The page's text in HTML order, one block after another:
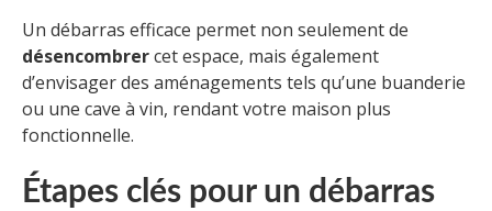
Un débarras efficace permet non seulement de
désencombrercet espace, mais également
d’envisager des aménagements tels qu’une buanderie
ou une cave à vin, rendant votre maison plus
fonctionnelle.
Étapes clés pour un débarras